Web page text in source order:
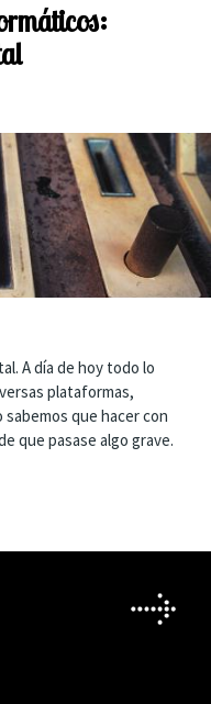
A día de hoy todo lo
plataformas,
que hacer con
que pasase algo grave.